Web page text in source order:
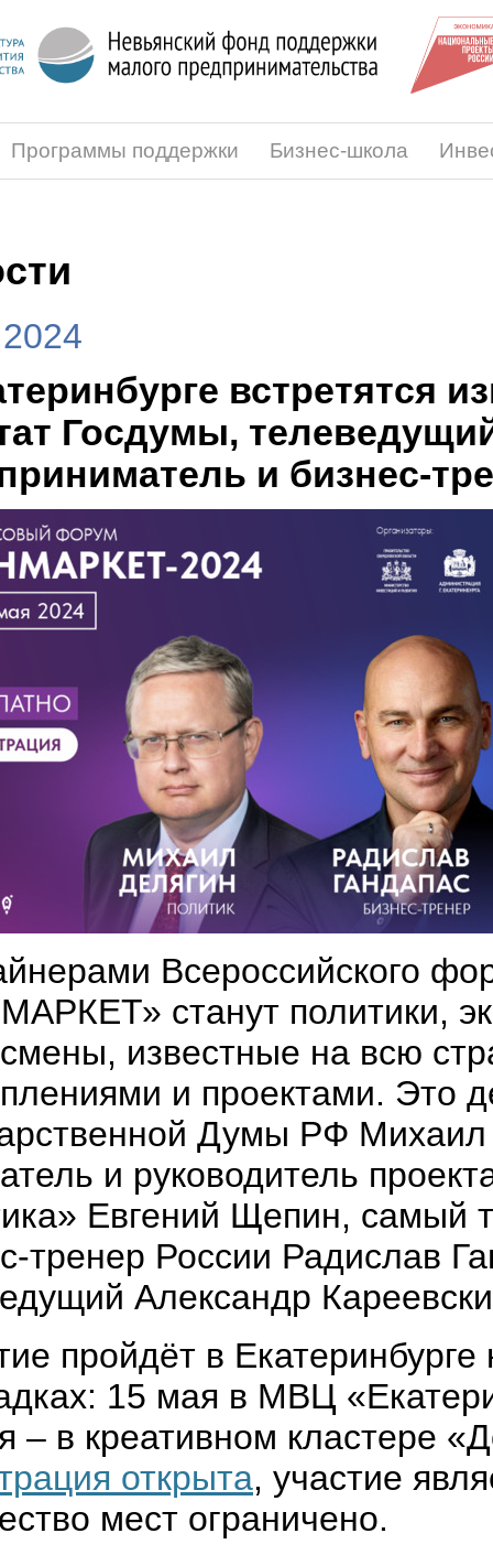
Программы поддержки Бизнес-школа
встретятся
Госдумы,
и бизнес-
Всероссийского
станут политики,
известные на всю
и проектами. Это
Думы РФ Михаил
и руководитель
Евгений Щепин, самый
тренер России Радислав
Александр
пройдёт в Екатеринбурге
15 мая в МВЦ
– в креативном кластере
открыта, участие
мест ограничено.